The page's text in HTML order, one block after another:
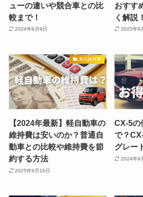
ューの違いや競合車との比
較まで！
2024年9月9日
おすす
く解説！
2025年9
車の維持費
【2024年最新】軽自動車の
維持費は安いのか？普通自
動車との比較や維持費を節
約する方法
2025年9月16日
CX-5の
で？
グレー
2024年9